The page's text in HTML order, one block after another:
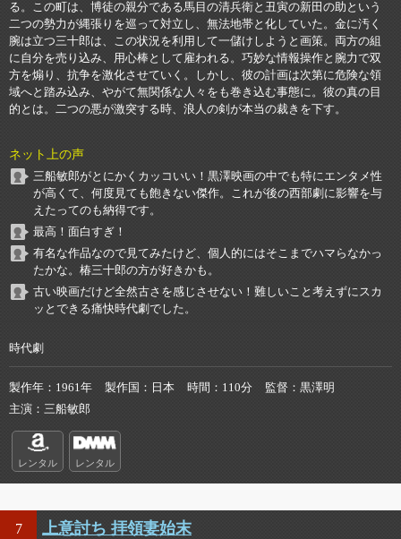
る。この町は、博徒の親分である馬目の清兵衛と丑寅の新田の助という
二つの勢力が縄張りを巡って対立し、無法地帯と化していた。金に汚く
腕は立つ三十郎は、この状況を利用して一儲けしようと画策。両方の組
に自分を売り込み、用心棒として雇われる。巧妙な情報操作と腕力で双
方を煽り、抗争を激化させていく。しかし、彼の計画は次第に危険な領
域へと踏み込み、やがて無関係な人々をも巻き込む事態に。彼の真の目
的とは。二つの悪が激突する時、浪人の剣が本当の裁きを下す。
ネット上の声
三船敏郎がとにかくカッコいい！黒澤映画の中でも特にエンタメ性
が高くて、何度見ても飽きない傑作。これが後の西部劇に影響を与
えたってのも納得です。
最高！面白すぎ！
有名な作品なので見てみたけど、個人的にはそこまでハマらなかっ
たかな。椿三十郎の方が好きかも。
古い映画だけど全然古さを感じさせない！難しいこと考えずにスカ
ッとできる痛快時代劇でした。
時代劇
製作年 1961年 製作国 日本 時間 110分 監督
黒澤明
主演
三船敏郎
レンタル レンタル
7 上意討ち 拝領妻始末